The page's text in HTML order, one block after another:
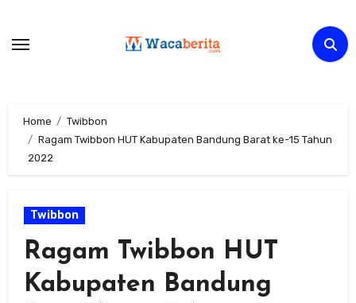
content
Home
Twibbon
Ragam Twibbon HUT Kabupaten Bandung Barat ke-15 Tahun
2022
Twibbon
Ragam Twibbon HUT
Kabupaten Bandung